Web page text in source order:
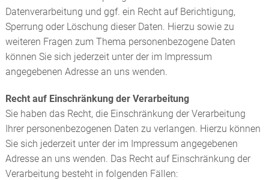
Datenverarbeitung und ggf. ein Recht auf Berichtigung,
Sperrung oder Löschung dieser Daten. Hierzu sowie zu
weiteren Fragen zum Thema personenbezogene Daten
können Sie sich jederzeit unter der im Impressum
angegebenen Adresse an uns wenden.
Recht auf Einschränkung der Verarbeitung
Sie haben das Recht, die Einschränkung der Verarbeitung
Ihrer personenbezogenen Daten zu verlangen. Hierzu können
Sie sich jederzeit unter der im Impressum angegebenen
Adresse an uns wenden. Das Recht auf Einschränkung der
Verarbeitung besteht in folgenden Fällen: